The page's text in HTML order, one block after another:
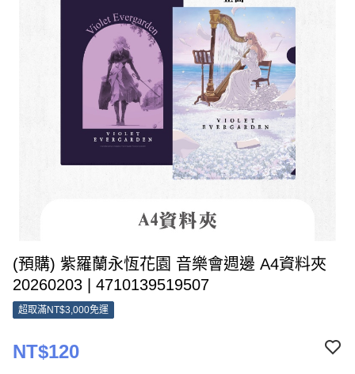
(預購) 紫羅蘭永恆花園 音樂會週邊 A4資料夾
20260203 | 4710139519507
超取滿NT$3,000免運
NT$120